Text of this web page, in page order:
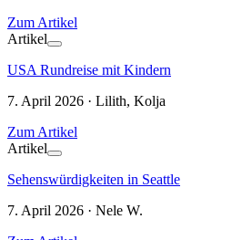
Zum Artikel
Artikel
USA Rundreise mit Kindern
7. April 2026 · Lilith, Kolja
Zum Artikel
Artikel
Sehenswürdigkeiten in Seattle
7. April 2026 · Nele W.